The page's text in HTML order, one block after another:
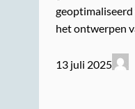
geoptimaliseerd
het ontwerpen
13 juli 2025